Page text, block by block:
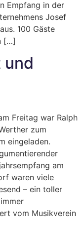
Empfang in der
Josef
100 Gäste
[…]
und
Freitag war Ralph
zum
eingeladen.
am
waren viele
– ein toller
vom Musikverein